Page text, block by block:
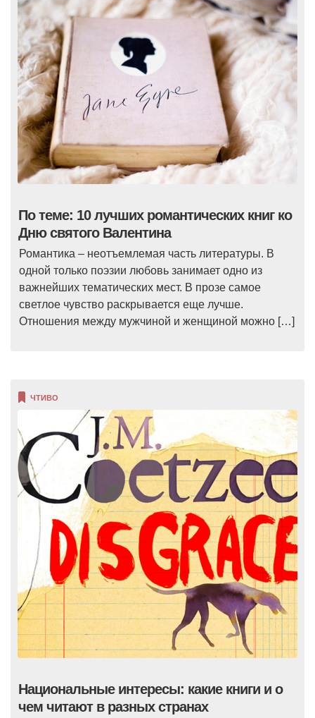
По теме: 10 лучших романтических книг ко
Дню святого Валентина
Романтика – неотъемлемая часть литературы. В
одной только поэзии любовь занимает одно из
важнейших тематических мест. В прозе самое
светлое чувство раскрывается еще лучше.
Отношения между мужчиной и женщиной можно […]
ЧТИВО
Национальные интересы: какие книги и о
чем читают в разных странах